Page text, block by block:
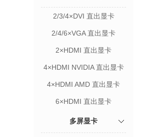
2/3/4×DVI 直出显卡
2/4/6×VGA 直出显卡
2×HDMI 直出显卡
4×HDMI NVIDIA 直出显卡
4×HDMI AMD 直出显卡
6×HDMI 直出显卡
多屏显卡